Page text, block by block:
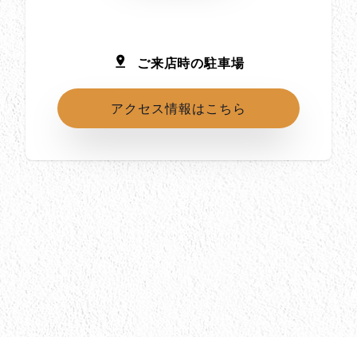
ご来店時の駐車場
アクセス情報はこちら
所在地